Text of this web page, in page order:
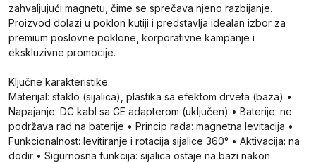
zahvaljujući magnetu, čime se sprečava njeno razbijanje.
Proizvod dolazi u poklon kutiji i predstavlja idealan izbor za
premium poslovne poklone, korporativne kampanje i
ekskluzivne promocije.
Ključne karakteristike:
Materijal: staklo (sijalica), plastika sa efektom drveta (baza) •
Napajanje: DC kabl sa CE adapterom (uključen) • Baterije: ne
podržava rad na baterije • Princip rada: magnetna levitacija •
Funkcionalnost: levitiranje i rotacija sijalice 360° • Aktivacija: na
dodir • Sigurnosna funkcija: sijalica ostaje na bazi nakon